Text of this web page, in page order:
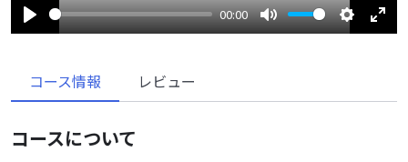
Play
00:00
Mute
Settings
Enter
コース情報 レビュー
コースについて